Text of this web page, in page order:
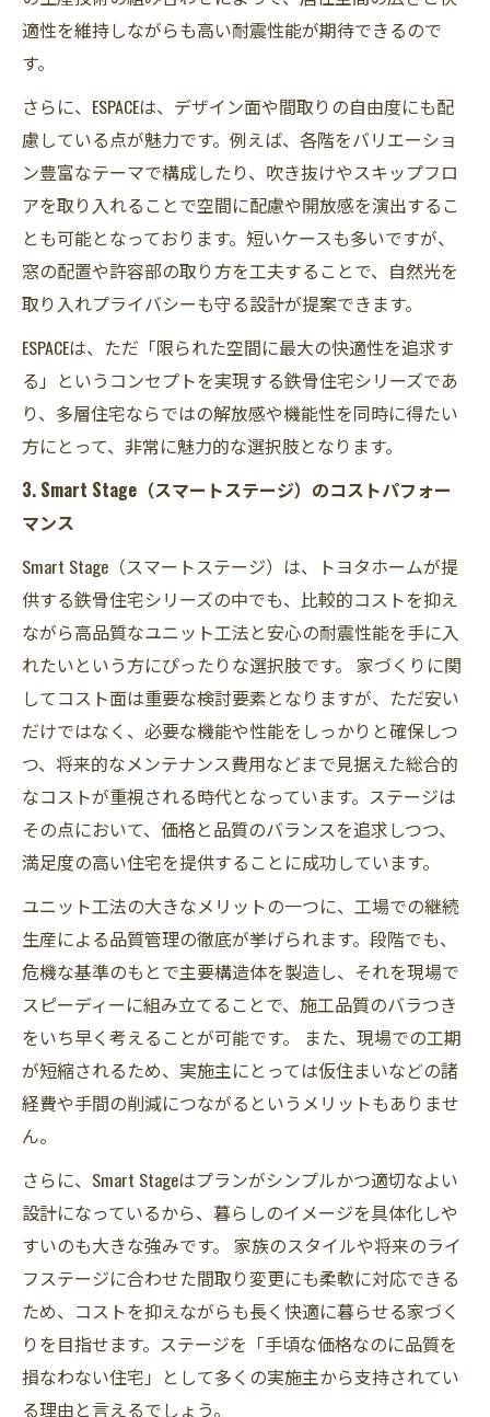
適性を維持しながらも高い耐震性能が期待できるので
す。
さらに、ESPACEは、デザイン面や間取りの自由度にも配
慮している点が魅力です。例えば、各階をバリエーショ
ン豊富なテーマで構成したり、吹き抜けやスキップフロ
アを取り入れることで空間に配慮や開放感を演出するこ
とも可能となっております。短いケースも多いですが、
窓の配置や許容部の取り方を工夫することで、自然光を
取り入れプライバシーも守る設計が提案できます。
ESPACEは、ただ「限られた空間に最大の快適性を追求す
る」というコンセプトを実現する鉄骨住宅シリーズであ
り、多層住宅ならではの解放感や機能性を同時に得たい
方にとって、非常に魅力的な選択肢となります。
3. Smart Stage（スマートステージ）のコストパフォー
マンス
Smart Stage（スマートステージ）は、トヨタホームが提
供する鉄骨住宅シリーズの中でも、比較的コストを抑え
ながら高品質なユニット工法と安心の耐震性能を手に入
れたいという方にぴったりな選択肢です。 家づくりに関
してコスト面は重要な検討要素となりますが、ただ安い
だけではなく、必要な機能や性能をしっかりと確保しつ
つ、将来的なメンテナンス費用などまで見据えた総合的
なコストが重視される時代となっています。ステージは
その点において、価格と品質のバランスを追求しつつ、
満足度の高い住宅を提供することに成功しています。
ユニット工法の大きなメリットの一つに、工場での継続
生産による品質管理の徹底が挙げられます。段階でも、
危機な基準のもとで主要構造体を製造し、それを現場で
スピーディーに組み立てることで、施工品質のバラつき
をいち早く考えることが可能です。 また、現場での工期
が短縮されるため、実施主にとっては仮住まいなどの諸
経費や手間の削減につながるというメリットもありませ
ん。
さらに、Smart Stageはプランがシンプルかつ適切なよい
設計になっているから、暮らしのイメージを具体化しや
すいのも大きな強みです。 家族のスタイルや将来のライ
フステージに合わせた間取り変更にも柔軟に対応できる
ため、コストを抑えながらも長く快適に暮らせる家づく
りを目指せます。ステージを「手頃な価格なのに品質を
損なわない住宅」として多くの実施主から支持されてい
る理由と言えるでしょう。